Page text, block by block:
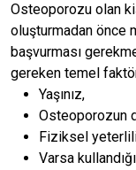
Osteoporozu olan
oluşturmadan önce
başvurması
gereken temel
Yaşınız,
Osteoporozun
Fiziksel
Varsa